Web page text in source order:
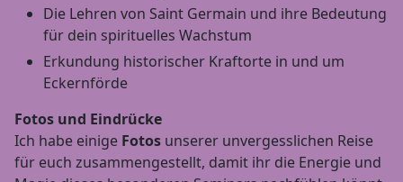
Die Lehren von Saint Germain und ihre Bedeutung
für dein spirituelles Wachstum
Erkundung historischer Kraftorte in und um
Eckernförde
Fotos und Eindrücke
Ich habe einige Fotos unserer unvergesslichen Reise
für euch zusammengestellt, damit ihr die Energie und